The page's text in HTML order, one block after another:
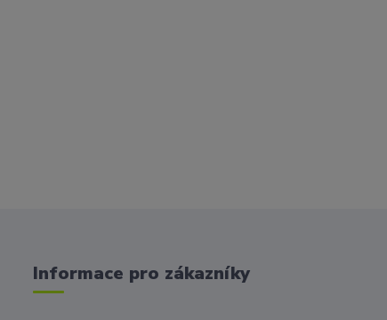
Informace pro zákazníky